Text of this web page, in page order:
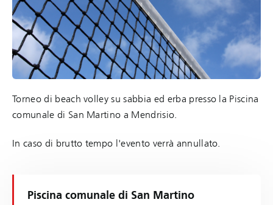
Torneo di beach volley su sabbia ed erba presso la Piscina
comunale di San Martino a Mendrisio.
In caso di brutto tempo l'evento verrà annullato.
Piscina comunale di San Martino